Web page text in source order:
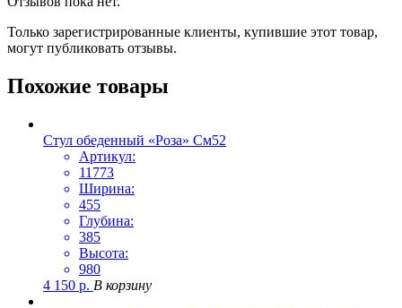
Только зарегистрированные клиенты, купившие этот товар,
могут публиковать отзывы.
Похожие товары
Стул обеденный «Роза» См52
Артикул:
11773
Ширина:
455
Глубина:
385
Высота:
980
4 150 р. В корзину